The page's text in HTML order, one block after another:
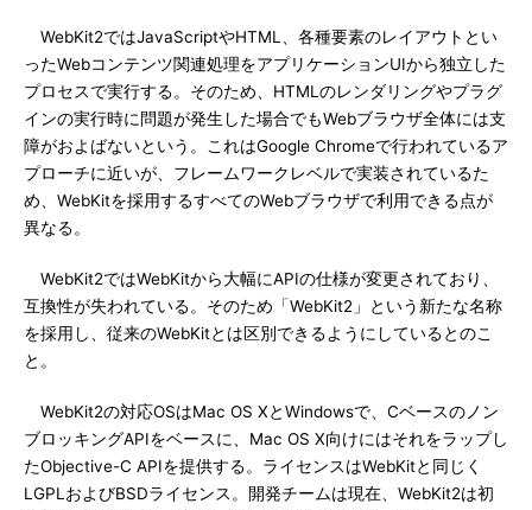
WebKit2ではJavaScriptやHTML、各種要素のレイアウトとい
ったWebコンテンツ関連処理をアプリケーションUIから独立した
プロセスで実行する。そのため、HTMLのレンダリングやプラグ
インの実行時に問題が発生した場合でもWebブラウザ全体には支
障がおよばないという。これはGoogle Chromeで行われているア
プローチに近いが、フレームワークレベルで実装されているた
め、WebKitを採用するすべてのWebブラウザで利用できる点が
異なる。
WebKit2ではWebKitから大幅にAPIの仕様が変更されており、
互換性が失われている。そのため「WebKit2」という新たな名称
を採用し、従来のWebKitとは区別できるようにしているとのこ
と。
WebKit2の対応OSはMac OS XとWindowsで、Cベースのノン
ブロッキングAPIをベースに、Mac OS X向けにはそれをラップし
たObjective-C APIを提供する。ライセンスはWebKitと同じく
LGPLおよびBSDライセンス。開発チームは現在、WebKit2は初